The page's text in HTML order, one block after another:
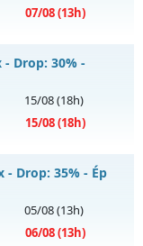
07/08(13h)
SINH TỬ💀
- Drop: 30% -
15/08(18h)
15/08(18h)
- Drop: 35% - Ép
05/08(13h)
06/08(13h)